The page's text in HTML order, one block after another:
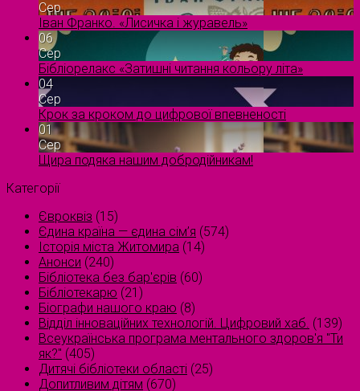
Сер
Іван Франко. «Лисичка і журавель»
06
Сер
Бібліорелакс «Затишні читання кольору літа»
04
Сер
Крок за кроком до цифрової впевненості
01
Сер
Щира подяка нашим добродійникам!
Категорії
Євроквіз (15)
Єдина країна — єдина сім’я (574)
Історія міста Житомира (14)
Анонси (240)
Бібліотека без бар'єрів (60)
Бібліотекарю (21)
Біографи нашого краю (8)
Відділ інноваційних технологій. Цифровий хаб. (139)
Всеукраїнська програма ментального здоров'я "Ти
як?" (405)
Дитячі бібліотеки області (25)
Допитливим дітям (670)